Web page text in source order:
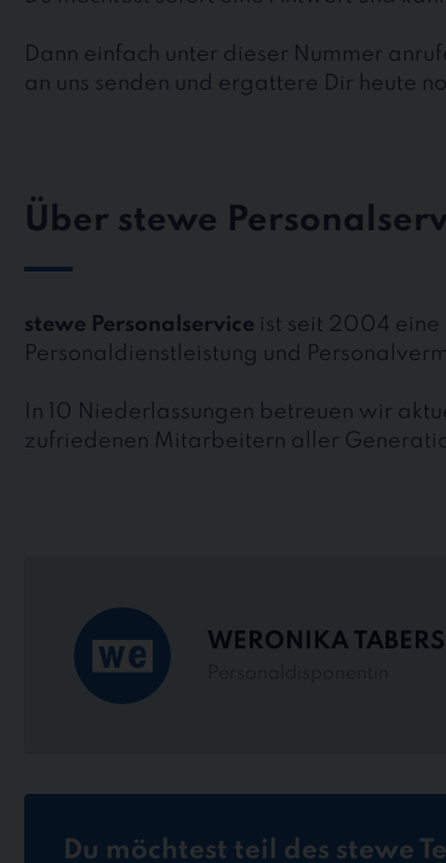
Dann einfach unter dieser Nummer
an uns senden und ergattere Dir heute
Über stewe
stewe Personalservice ist seit 2004 eine
Personaldienstleistung und
In 10 Niederlassungen betreuen wir
zufriedenen Mitarbeitern aller
WERONIKA
Du möchtest teil des stewe